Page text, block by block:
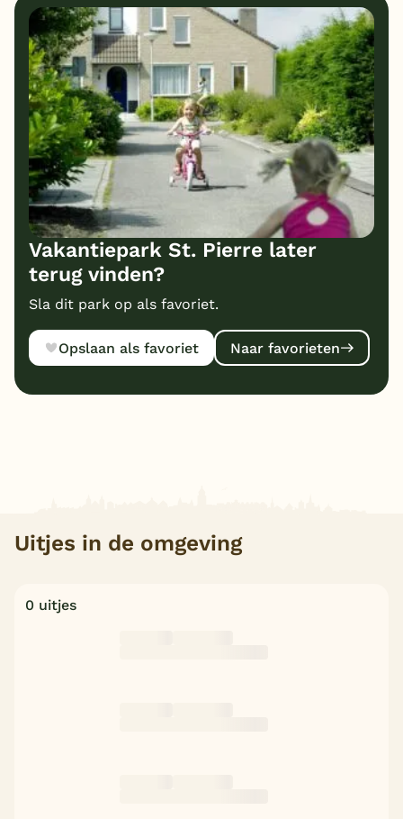
Vakantiepark St. Pierre later
terug vinden?
Sla dit park op als favoriet.
Opslaan als favoriet Naar favorieten
Uitjes in de omgeving
0 uitjes